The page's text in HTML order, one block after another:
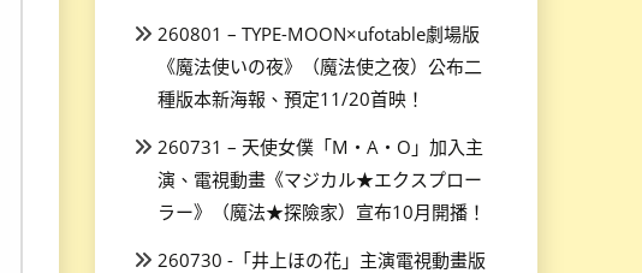
260801 – TYPE-MOON×ufotable劇場版
《魔法使いの夜》（魔法使之夜）公布二
種版本新海報、預定11/20首映！
260731 – 天使女僕「M・A・O」加入主
演、電視動畫《マジカル★エクスプロー
ラー》（魔法★探險家）宣布10月開播！
260730 -「井上ほの花」主演電視動畫版